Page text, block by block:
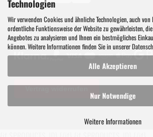
Technologien
Wir verwenden Cookies und ähnliche Technologien, auch
ordentliche Funktionsweise der Website zu gewährleisten,
Angebotes zu analysieren und Ihnen ein bestmögliches
können. Weitere Informationen finden Sie in unserer
Alle Akzeptieren
Nur Notwendige
Weitere Informationen
Werkzeug, Maschinen und
Werkstatt, Garage, Handwerk und